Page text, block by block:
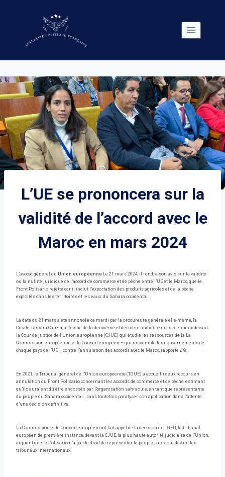
L’UE se prononcera sur la
validité de l’accord avec le
Maroc en mars 2024
L’avocat général du Union européenne Le 21 mars 2024, il rendra son avis sur la validité
ou la nullité juridique de l’accord de commerce et de pêche entre l’UE et le Maroc, que le
Front Polisario rejette car il inclut l’exportation des produits agricoles et de la pêche
exploités dans les territoires et les eaux. du Sahara occidental.
La date du 21 mars a été annoncée ce mardi par la procureure générale elle-même, la
Croate Tamara Capeta, à l’issue de la deuxième et dernière audience du contentieux devant
la Cour de justice de l’Union européenne (CJUE) qui étudie les ressources de la La
Commission européenne et le Conseil européen – qui rassemble les gouvernements de
chaque pays de l’UE – contre l’annulation des accords avec le Maroc, rapporte Efe.
En 2021, le Tribunal général de l’Union européenne (TGUE) a accueilli deux recours en
annulation du Front Polisario concernant les accords de commerce et de pêche, estimant
qu’ils auraient dû être endossés par l’organisation sahraouie, en tant que représentante
du peuple du Sahara occidental. , sans toutefois paralyser son application dans l’attente
d’une décision définitive.
La Commission et le Conseil européen ont fait appel de la décision du TGEU, le tribunal
européen de première instance, devant la CJUE, la plus haute autorité judiciaire de l’Union,
arguant que le Polisario n’a pas le droit de représenter le peuple sahraoui devant les
tribunaux internationaux.